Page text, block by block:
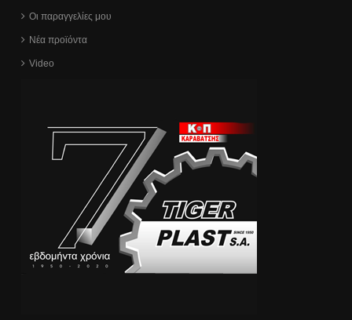
Οι παραγγελίες μου
Νέα προϊόντα
Video